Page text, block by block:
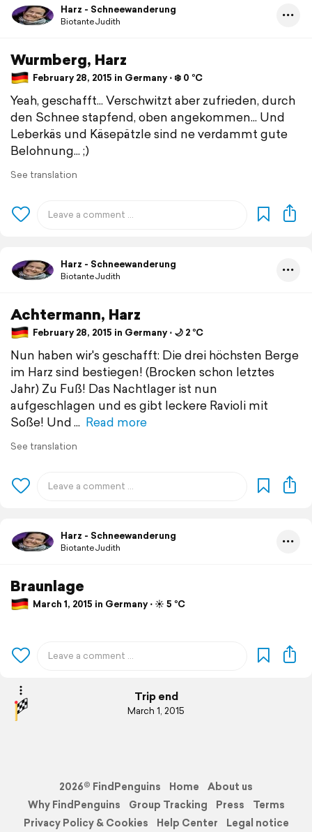
Harz - Schneewanderung
BiotanteJudith
Wurmberg, Harz
February 28, 2015 in Germany ⋅ ❄️ 0 °C
Yeah, geschafft... Verschwitzt aber zufrieden, durch
den Schnee stapfend, oben angekommen... Und
Leberkäs und Käsepätzle sind ne verdammt gute
Belohnung... ;)
See translation
Harz - Schneewanderung
BiotanteJudith
Achtermann, Harz
February 28, 2015 in Germany ⋅ 🌙 2 °C
Nun haben wir's geschafft: Die drei höchsten Berge
im Harz sind bestiegen! (Brocken schon letztes
Jahr) Zu Fuß! Das Nachtlager ist nun
aufgeschlagen und es gibt leckere Ravioli mit
Soße! Und
Read more
See translation
Harz - Schneewanderung
BiotanteJudith
Braunlage
March 1, 2015 in Germany ⋅ ☀️ 5 °C
Trip end
March 1, 2015
2026© FindPenguins Home
About us
Why FindPenguins
Group Tracking Press
Terms
Privacy Policy & Cookies
Help Center Legal notice